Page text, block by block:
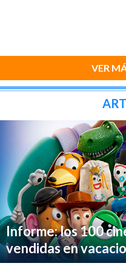
VER
Informe: los 100
vendidas en